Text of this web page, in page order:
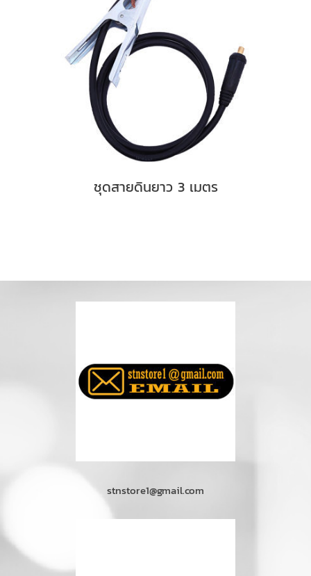
ชุดสายดินยาว 3 เมตร
stnstore1@gmail.com